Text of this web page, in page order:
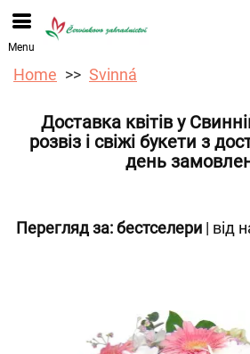
Ми приймаємо замовлення
магазин. Найближча можлива
12.08.2026 у зв’язку з
Menu
Home Svinná
Доставка квітів у
розвіз і свіжі букети з
день
Перегляд за:бестселери | від